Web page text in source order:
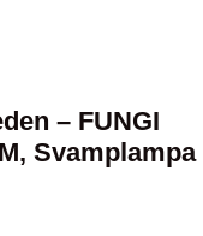
– FUNGI
Svamplampa